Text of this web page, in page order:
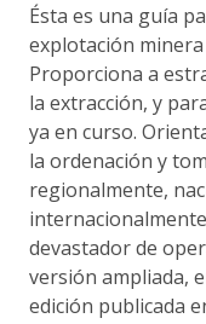
Ésta es una guía
explotación
Proporciona a
la extracción, y
ya en curso.
la ordenación y
regionalmente,
devastador de
versión ampliada,
edición publicada